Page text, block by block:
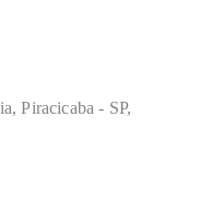
Piracicaba - SP,